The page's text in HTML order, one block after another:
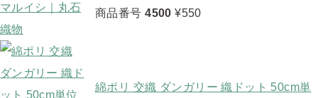
商品番号4500 ¥550
綿ポリ 交織 ダンガリー 織ドット 50cm単